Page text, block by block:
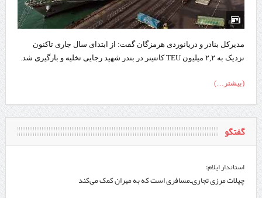
مدیرکل بنادر و دریانوردی هرمزگان گفت: از ابتدای سال جاری تاکنون
نزدیک به ۲,۲ میلیون TEU کانتینر در بندر شهید رجایی تخلیه و بارگیری شد.
(بیشتر…)
گفتگو
استاندار ایلام:
چیلات مرزی تجاری‌ـ‌مسافری است که به مهران کمک می‌کند